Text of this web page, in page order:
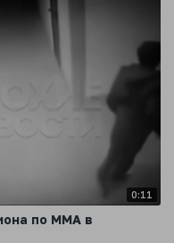
0:11
по MMA в